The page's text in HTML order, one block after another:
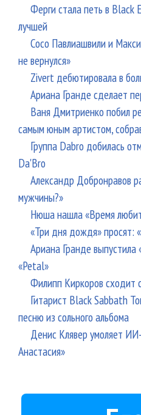
Ферги стала петь в Black
лучшей
Сосо Павлиашвили и
не вернулся»
Zivert дебютировала в
Ариана Гранде сделает
Ваня Дмитриенко побил
самым юным артистом,
Группа Dabro добилась
Da'Bro
Александр Добронравов
мужчины?»
Нюша нашла «Время
«Три дня дождя» просят:
Ариана Гранде выпустила
«Petal»
Филипп Киркоров сходит
Гитарист Black Sabbath
песню из сольного альбома
Денис Клявер умоляет
Анастасия»